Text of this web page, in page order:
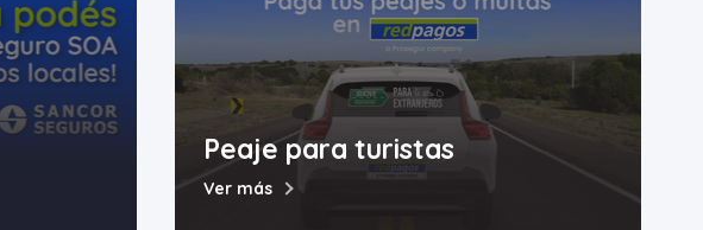
Peaje para turistas
Ver más